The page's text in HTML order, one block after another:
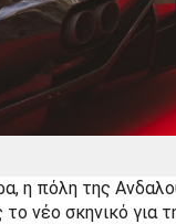
η πόλη της
νέο σκηνικό για